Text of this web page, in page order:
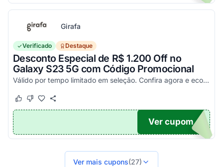
Girafa
Verificado Destaque
Desconto Especial de R$ 1.200 Off no
Galaxy S23 5G com Código Promocional
Válido por tempo limitado em seleção. Confira agora e economize aplicando o seu cupom!
Este cupom funcionou
Este cupom não funcionou
200
Ver cupom
Ver mais cupons(27)